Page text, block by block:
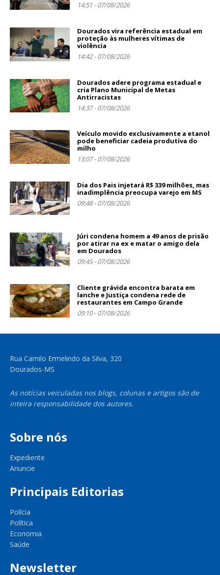
14:51 - 07/08/2026
Dourados vira referência estadual em
proteção às mulheres vítimas de
violência
14:42 - 07/08/2026
Dourados adere programa estadual e
cria Plano Municipal de Metas
Antirracistas
14:37 - 07/08/2026
Veículo movido exclusivamente a etanol
pode beneficiar cadeia produtiva do
milho
13:07 - 07/08/2026
Dia dos Pais injetará R$ 339 milhões, mas
inadimplência preocupa varejo em MS
09:48 - 07/08/2026
Júri condena homem a 49 anos de prisão
por atirar na ex e matar o amigo dela
em Dourados
09:45 - 07/08/2026
Cliente grávida encontra barata em
lanche e Justiça condena rede de
restaurantes em Campo Grande
09:10 - 07/08/2026
Rua Camilo Ermelindo da Silva, 320
Dourados-MS
As notícias veiculadas nos blogs, colunas e artigos são de
inteira responsabilidade dos autores.
Sobre nós
Expediente
Anuncie
Principais Editorias
Polícia
Política
Economia
Saúde
Newsletter